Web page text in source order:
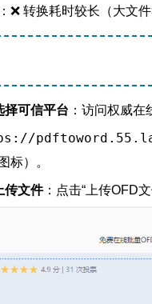
：❌ 转换耗时较长（大文
择可信平台 ：访问权威
标）。
传文件：点击“上传OFD